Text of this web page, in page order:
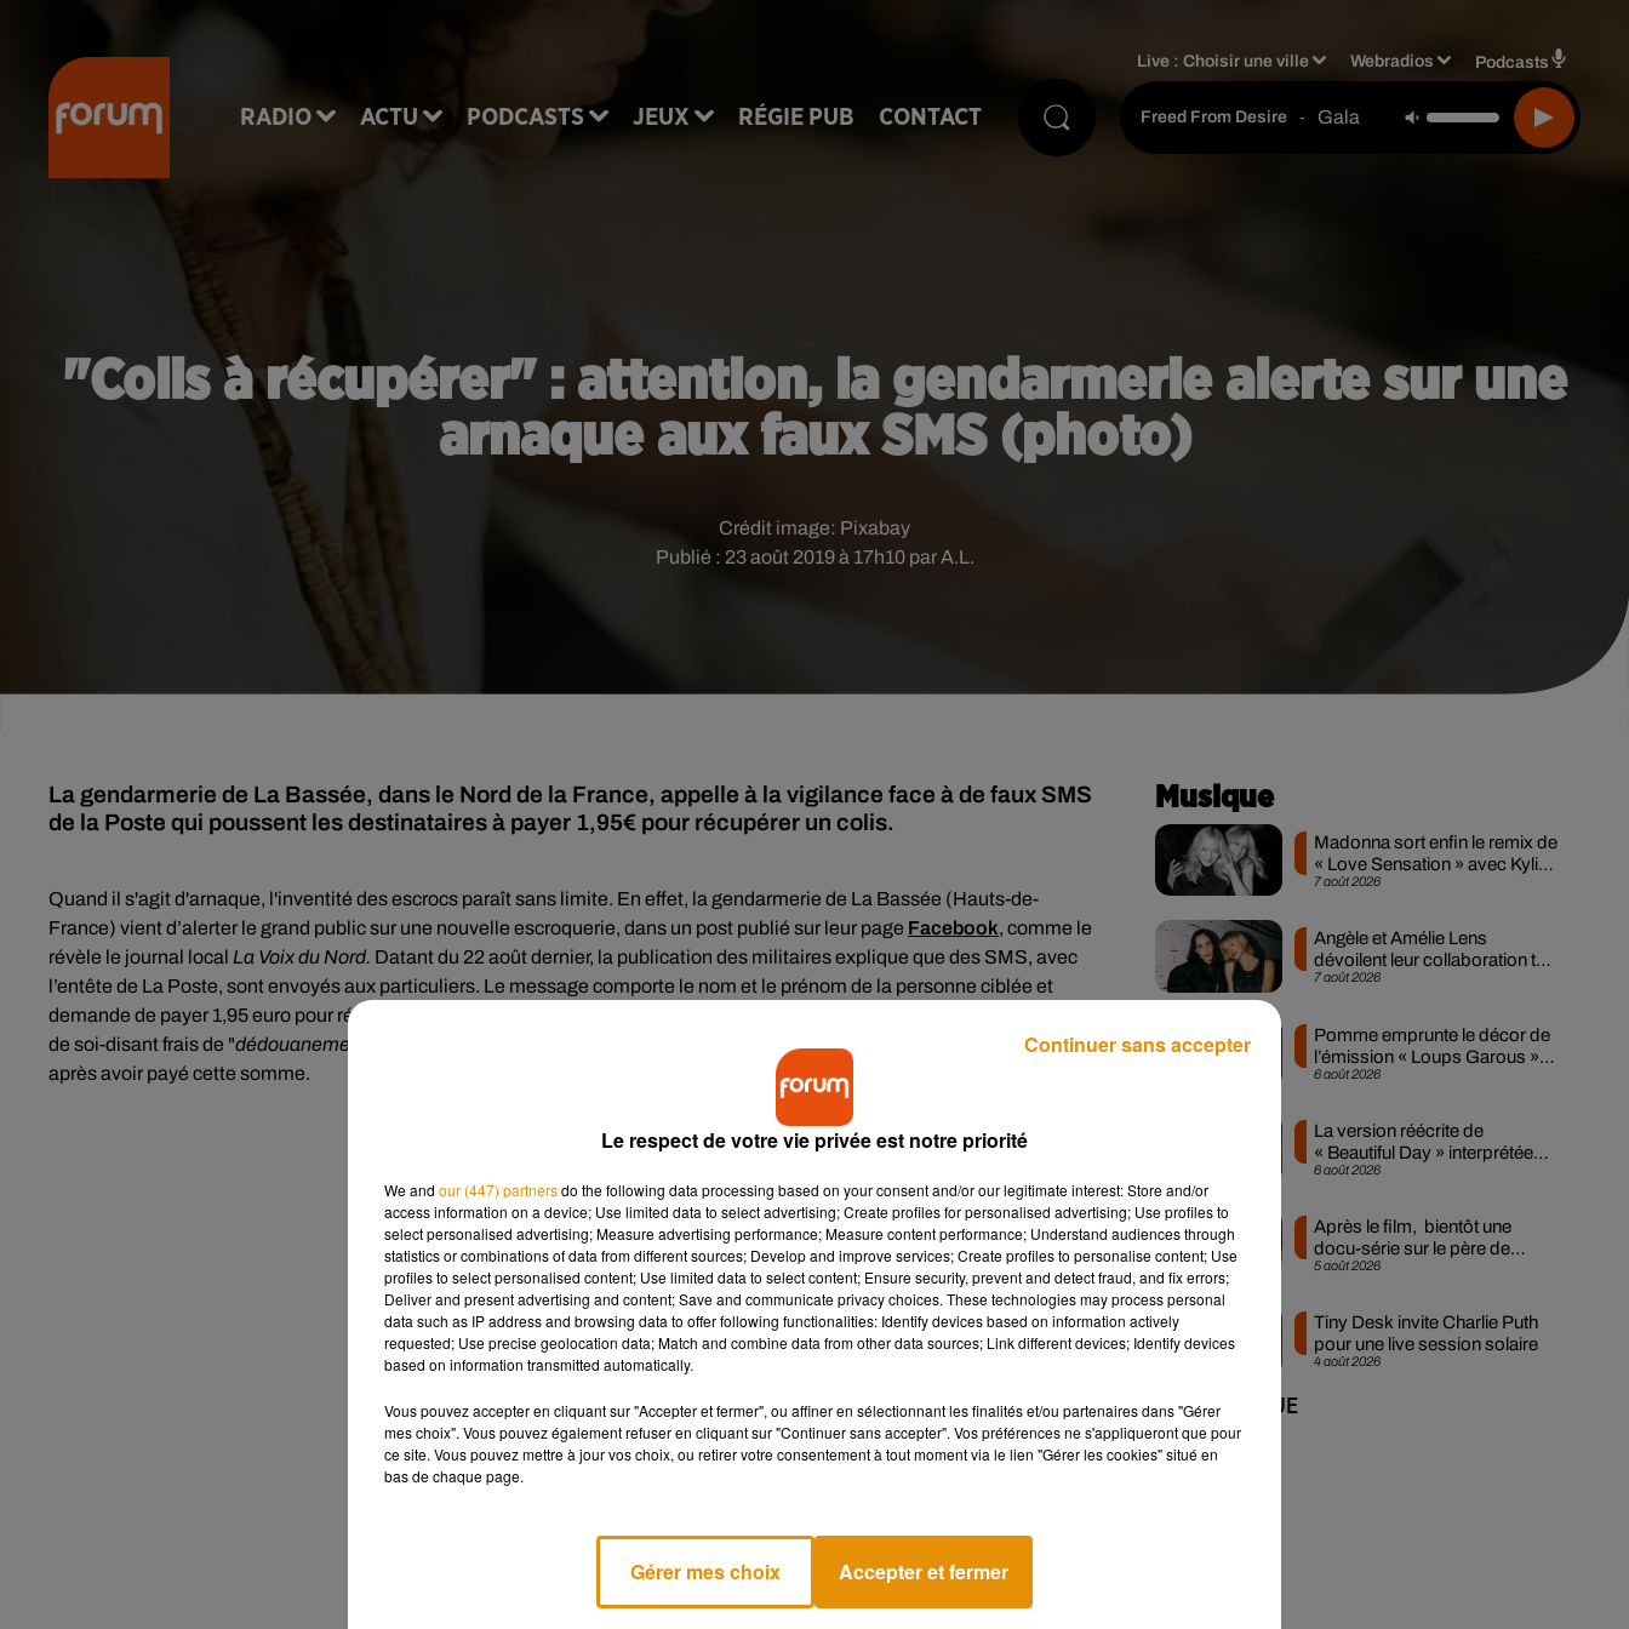
RADIO ACTU PODCASTS JEUX RÉGIE PUB CONTACT
Live :Choisir une ville Webradios Podcasts
Freed From Desire - Gala
"Colis à récupérer" : attention, la gendarmerie alerte sur une
arnaque aux faux SMS (photo)
Publié : 23 août 2019 à 17h10 par A.L.
Crédit image: Pixabay
La gendarmerie de La Bassée, dans le Nord de la France, appelle à la vigilance face à de faux SMS
de la Poste qui poussent les destinataires à payer 1,95€ pour récupérer un colis.
Quand il s'agit d'arnaque, l'inventité des escrocs paraît sans limite. En effet, la gendarmerie de La Bassée (Hauts-de-
France) vient d’alerter le grand public sur une nouvelle escroquerie, dans un post publié sur leur page Facebook, comme le
révèle le journal local La Voix du Nord. Datant du 22 août dernier, la publication des militaires explique que des SMS, avec
l’entête de La Poste, sont envoyés aux particuliers. Le message comporte le nom et le prénom de la personne ciblée et
demande de payer 1,95 euro pour récupérer un colis. Un lien est inclus dans le message pour pouvoir payer en ligne et éviter
de soi-disant frais de "dédouanement"
n’y a évidemment aucun colis à attendre
après avoir payé cette somme.
Musique
7 août 2026
Madonna sort enfin le remix de
« Love Sensation » avec Kylie
Minogue
7 août 2026
Angèle et Amélie Lens
dévoilent leur collaboration tant
attendue
6 août 2026
Pomme emprunte le décor de
l’émission « Loups Garous »
pour son...
6 août 2026
La version réécrite de
« Beautiful Day » interprétée
lors des...
5 août 2026
Après le film, bientôt une
docu-série sur le père de
Michael Jackson
4 août 2026
Tiny Desk invite Charlie Puth
pour une live session solaire
+ DE MUSIQUE
Le respect de votre vie privée est notre priorité
We and our (447) partnersdo the following data processing based on your consent and/or our legitimate interest: Store and/or
access information on a device; Use limited data to select advertising; Create profiles for personalised advertising; Use profiles to
select personalised advertising; Measure advertising performance; Measure content performance; Understand audiences through
statistics or combinations of data from different sources; Develop and improve services; Create profiles to personalise content; Use
profiles to select personalised content; Use limited data to select content; Ensure security, prevent and detect fraud, and fix errors;
Deliver and present advertising and content; Save and communicate privacy choices. These technologies may process personal
data such as IP address and browsing data to offer following functionalities: Identify devices based on information actively
requested; Use precise geolocation data; Match and combine data from other data sources; Link different devices; Identify devices
based on information transmitted automatically.
Vous pouvez accepter en cliquant sur "Accepter et fermer", ou affiner en sélectionnant les finalités et/ou partenaires dans "Gérer
mes choix". Vous pouvez également refuser en cliquant sur "Continuer sans accepter". Vos préférences ne s'appliqueront que pour
ce site. Vous pouvez mettre à jour vos choix, ou retirer votre consentement à tout moment via le lien "Gérer les cookies" situé en
bas de chaque page.
Gérer mes choix Accepter et fermer
Continuer sans accepter